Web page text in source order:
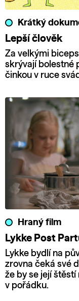
Krátký
Lepší člověk
Za velkými
skrývají bolestné
činkou v ruce
Hraný film
Lykke Post
Lykke bydlí na
zrovna čeká své
že by se její
v pořádku.